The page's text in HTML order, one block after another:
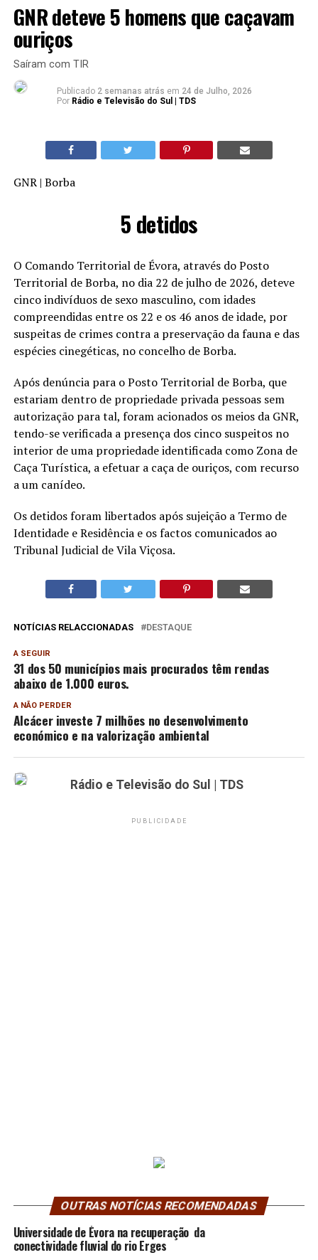
GNR deteve 5 homens que caçavam
ouriços
Saíram com TIR
Publicado 2 semanas atrás em 24 de Julho, 2026
Por Rádio e Televisão do Sul | TDS
GNR | Borba
5 detidos
O Comando Territorial de Évora, através do Posto
Territorial de Borba, no dia 22 de julho de 2026, deteve
cinco indivíduos de sexo masculino, com idades
compreendidas entre os 22 e os 46 anos de idade, por
suspeitas de crimes contra a preservação da fauna e das
espécies cinegéticas, no concelho de Borba.
Após denúncia para o Posto Territorial de Borba, que
estariam dentro de propriedade privada pessoas sem
autorização para tal, foram acionados os meios da GNR,
tendo-se verificada a presença dos cinco suspeitos no
interior de uma propriedade identificada como Zona de
Caça Turística, a efetuar a caça de ouriços, com recurso
a um canídeo.
Os detidos foram libertados após sujeição a Termo de
Identidade e Residência e os factos comunicados ao
Tribunal Judicial de Vila Viçosa.
NOTÍCIAS RELACCIONADAS DESTAQUE
A SEGUIR
31 dos 50 municípios mais procurados têm rendas
abaixo de 1.000 euros.
A NÃO PERDER
Alcácer investe 7 milhões no desenvolvimento
económico e na valorização ambiental
Rádio e Televisão do Sul | TDS
PUBLICIDADE
OUTRAS NOTÍCIAS RECOMENDADAS
Universidade de Évora na recuperação da
conectividade fluvial do rio Erges